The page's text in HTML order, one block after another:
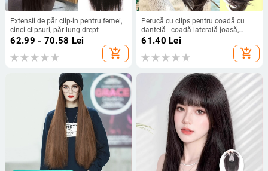
Extensii de păr clip-in pentru femei,
cinci clipsuri, păr lung drept
62.99 - 70.58 Lei
add_shopping_cart
Perucă cu clips pentru coadă cu
dantelă - coadă laterală joasă,
bucle stratificate mari, fibre
sintetice rezistente la căldură
61.40 Lei
add_shopping_cart